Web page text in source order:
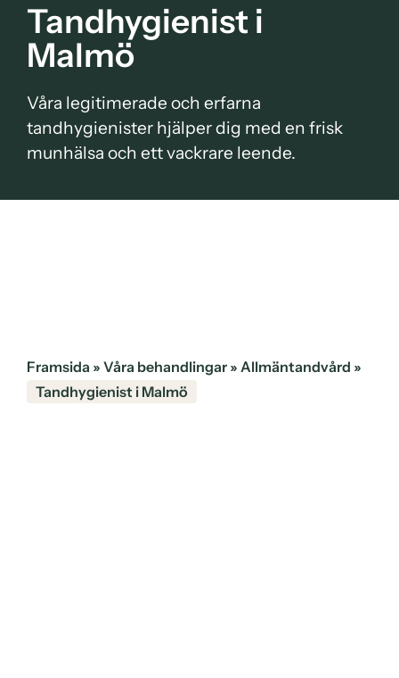
Tandhygienist i
Malmö
Våra legitimerade och erfarna
tandhygienister hjälper dig med en frisk
munhälsa och ett vackrare leende.
Framsida » Våra behandlingar» Allmäntandvård »
Tandhygienist i Malmö